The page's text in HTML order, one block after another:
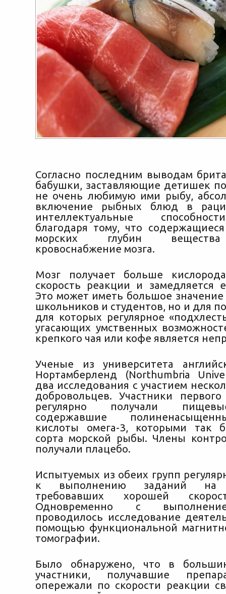
Согласно последним выводам
бабушки, заставляющие детишек
не очень любимую ими рыбу,
включение рыбных блюд в
интеллектуальные
благодаря тому, что
морских глубин
кровоснабжение мозга.
Мозг получает больше
скорость реакции и замедляется
Это может иметь большое
школьников и студентов, но и для
для которых регулярное
угасающих умственных
крепкого чая или кофе является
Ученые из университета
Нортамберленд (Northumbria
два исследования с участием
добровольцев. Участники первого
регулярно получали
содержавшие
кислоты омега-3, которыми так
сорта морской рыбы. Члены
получали плацебо.
Испытуемых из обеих групп
к выполнению заданий на
требовавших хорошей
Одновременно с
проводилось исследование
помощью функциональной
томографии.
Было обнаружено, что в
участники, получавшие
опережали по скорости реакции